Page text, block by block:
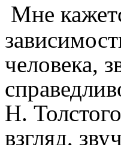
Мне
человека,
Н.
взгляд,